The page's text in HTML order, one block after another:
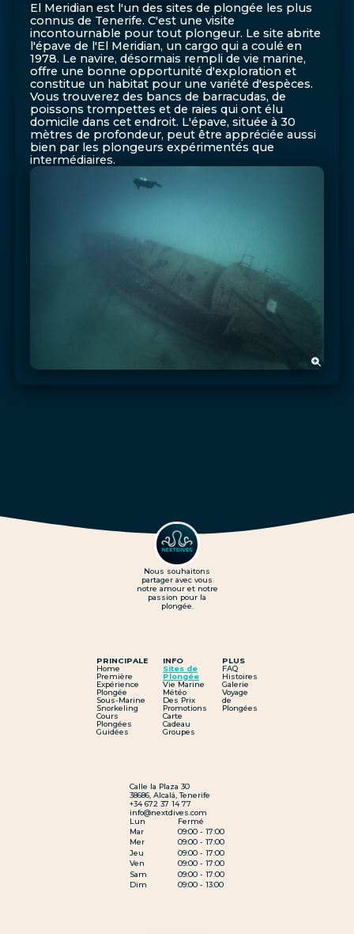
El Meridian est l'un des sites de plongée les plus
connus de Tenerife. C'est une visite
incontournable pour tout plongeur. Le site abrite
l'épave de l'El Meridian, un cargo qui a coulé en
1978. Le navire, désormais rempli de vie marine,
offre une bonne opportunité d'exploration et
constitue un habitat pour une variété d'espèces.
Vous trouverez des bancs de barracudas, de
poissons trompettes et de raies qui ont élu
domicile dans cet endroit. L'épave, située à 30
mètres de profondeur, peut être appréciée aussi
bien par les plongeurs expérimentés que
intermédiaires.
Nous souhaitons
partager avec vous
notre amour et notre
passion pour la
plongée.
PRINCIPALE
Home
Première
Expérience
Plongée
Sous-Marine
Snorkeling
Cours
Plongées
Guidées
INFO
Sites de
Plongée
Vie Marine
Météo
Des Prix
Promotions
Carte
Cadeau
Groupes
PLUS
FAQ
Histoires
Galerie
Voyage
de
Plongées
Calle la Plaza 30
38686, Alcalá, Tenerife
+34 672 37 14 77
info@nextdives.com
Lun
Fermé
Mar
09:00 - 17:00
Mer
09:00 - 17:00
Jeu
09:00 - 17:00
Ven
09:00 - 17:00
Sam
09:00 - 17:00
Dim
09:00 - 13:00